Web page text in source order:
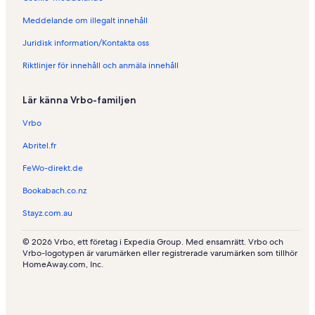
R
n
z
i
e
i
n
-
d
A
g
r
s
n
L
J
l
l
-
v
n
Meddelande om illegalt innehåll
Juridisk information/Kontakta oss
Riktlinjer för innehåll och anmäla innehåll
Lär känna Vrbo-familjen
Vrbo
Abritel.fr
FeWo-direkt.de
Bookabach.co.nz
Stayz.com.au
© 2026 Vrbo, ett företag i Expedia Group. Med ensamrätt. Vrbo och
Vrbo-logotypen är varumärken eller registrerade varumärken som tillhör
HomeAway.com, Inc.